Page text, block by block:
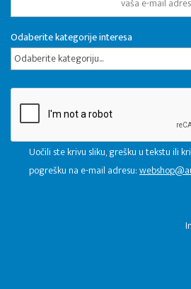
Odaberite kategorije interesa
Odaberite kategoriju...
Uočili ste krivu sliku, grešku u tekstu ili
pogrešku na e-mail adresu: